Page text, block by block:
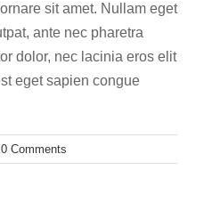
sit amet. Nullam eget
ante nec pharetra
dolor, nec lacinia eros elit
eget sapien congue
0 Comments